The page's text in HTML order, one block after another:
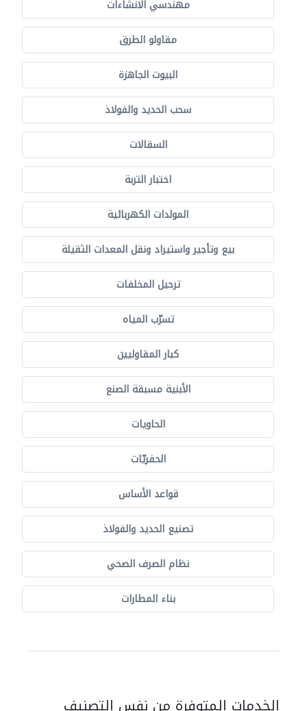
مهندسي الانشاءات
مقاولو الطرق
البيوت الجاهزة
سحب الحديد والفولاذ
السقالات
اختبار التربة
المولدات الكهربائية
بيع وتأجير واستيراد ونقل المعدات الثقيلة
ترحيل المخلفات
تسرّب المياه
كبار المقاوليين
الأبنية مسبقة الصنع
الحاويات
الحفريّات
قواعد الأساس
تصنيع الحديد والفولاذ
نظام الصرف الصحي
بناء المطارات
الخدمات المتوفرة من نفس التصنيف